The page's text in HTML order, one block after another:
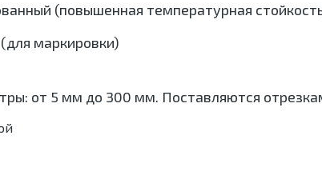
(повышенная температурная
маркировки)
от 5 мм до 300 мм. Поставляются